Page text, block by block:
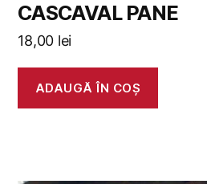
CASCAVAL PANE
18,00 lei
ADAUGĂ ÎN COȘ